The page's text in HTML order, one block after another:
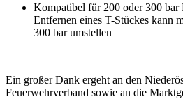
Kompatibel für 200 oder 300 bar
Entfernen eines T-Stückes kann
300 bar umstellen
Ein großer Dank ergeht an den
Feuerwehrverband sowie an die